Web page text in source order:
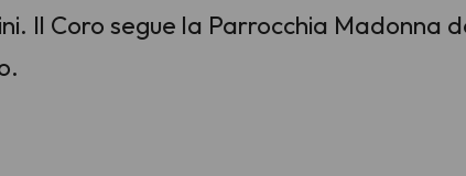
Il Coro segue la Parrocchia Madonna